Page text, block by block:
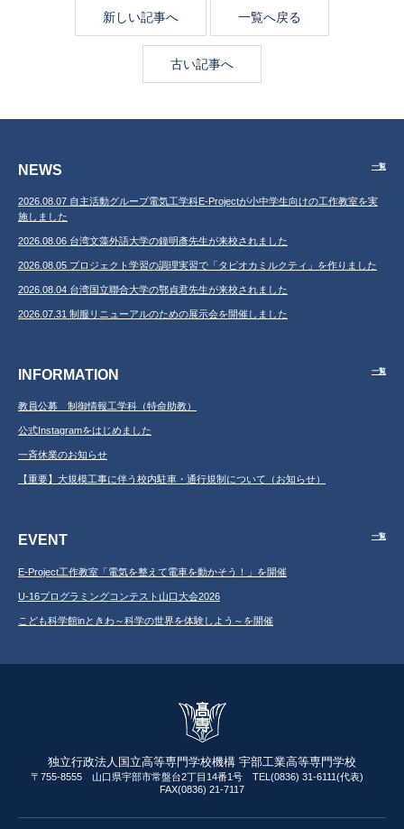
新しい記事へ 一覧へ戻る
古い記事へ
NEWS 一覧
2026.08.07 自主活動グループ電気工学科E-Projectが小中学生向けの工作教室を実
施しました
2026.08.06 台湾文藻外語大学の鐘明彥先生が来校されました
2026.08.05 プロジェクト学習の調理実習で「タピオカミルクティ」を作りました
2026.08.04 台湾国立聯合大学の鄂貞君先生が来校されました
2026.07.31 制服リニューアルのための展示会を開催しました
INFORMATION 一覧
教員公募 制御情報工学科（特命助教）
公式Instagramをはじめました
一斉休業のお知らせ
【重要】大規模工事に伴う校内駐車・通行規制について（お知らせ）
EVENT 一覧
E-Project工作教室「電気を整えて電車を動かそう！」を開催
U-16プログラミングコンテスト山口大会2026
こども科学館inときわ～科学の世界を体験しよう～を開催
独立行政法人国立高等専門学校機構 宇部工業高等専門学校
〒755-8555 山口県宇部市常盤台2丁目14番1号 TEL(0836) 31-6111(代表)
FAX(0836) 21-7117